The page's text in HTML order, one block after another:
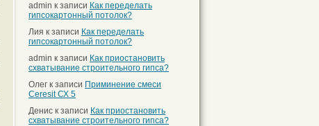
admin к записи Как переделать
гипсокартонный потолок?
Лия к записи Как переделать
гипсокартонный потолок?
admin к записи Как приостановить
схватывание строительного гипса?
Олег к записи Приминение смеси
Ceresit СХ 5
Денис к записи Как приостановить
схватывание строительного гипса?